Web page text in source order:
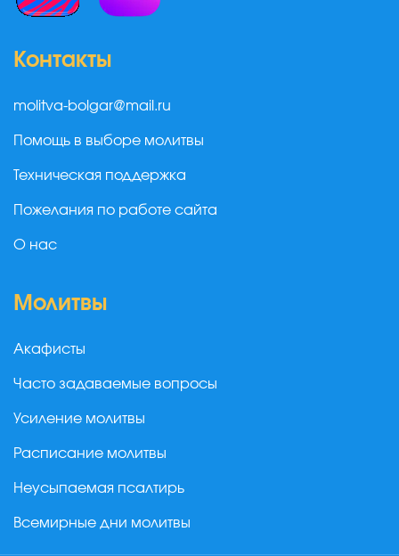
Контакты
molitva-bolgar@mail.ru
Помощь в выборе молитвы
Техническая поддержка
Пожелания по работе сайта
О нас
Молитвы
Акафисты
Часто задаваемые вопросы
Усиление молитвы
Расписание молитвы
Неусыпаемая псалтирь
Всемирные дни молитвы